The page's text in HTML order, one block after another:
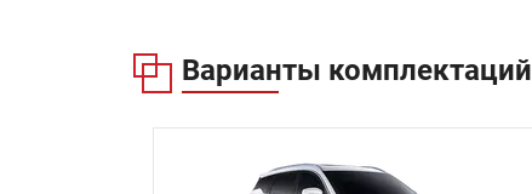
Варианты комплектаций